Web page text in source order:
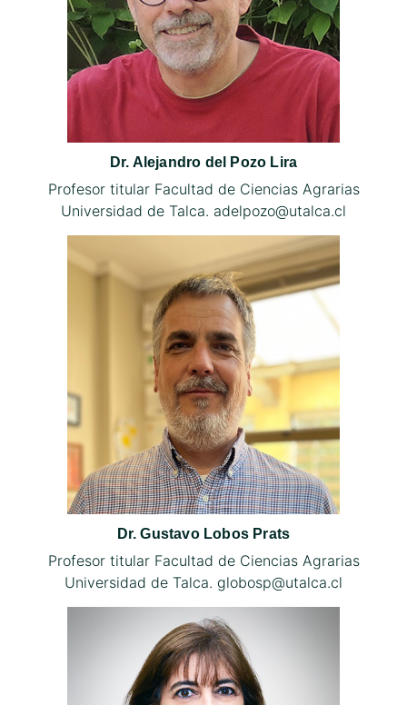
Dr. Alejandro del Pozo Lira
Profesor titular Facultad de Ciencias Agrarias
Universidad de Talca. adelpozo@utalca.cl
Dr. Gustavo Lobos Prats
Profesor titular Facultad de Ciencias Agrarias
Universidad de Talca. globosp@utalca.cl